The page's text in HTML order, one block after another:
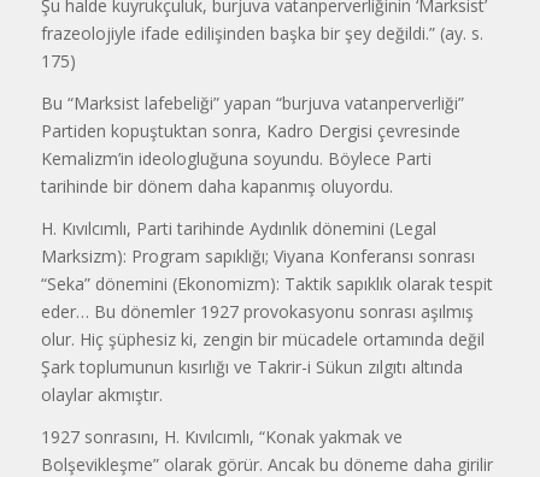
Şu halde kuyrukçuluk, burjuva vatanperverliğinin ‘Marksist’
frazeolojiyle ifade edilişinden başka bir şey değildi.” (ay. s.
175)
Bu “Marksist lafebeliği” yapan “burjuva vatanperverliği”
Partiden kopuştuktan sonra, Kadro Dergisi çevresinde
Kemalizm’in ideologluğuna soyundu. Böylece Parti
tarihinde bir dönem daha kapanmış oluyordu.
H. Kıvılcımlı, Parti tarihinde Aydınlık dönemini (Legal
Marksizm): Program sapıklığı; Viyana Konferansı sonrası
“Seka” dönemini (Ekonomizm): Taktik sapıklık olarak tespit
eder… Bu dönemler 1927 provokasyonu sonrası aşılmış
olur. Hiç şüphesiz ki, zengin bir mücadele ortamında değil
Şark toplumunun kısırlığı ve Takrir-i Sükun zılgıtı altında
olaylar akmıştır.
1927 sonrasını, H. Kıvılcımlı, “Konak yakmak ve
Bolşevikleşme” olarak görür. Ancak bu döneme daha girilir